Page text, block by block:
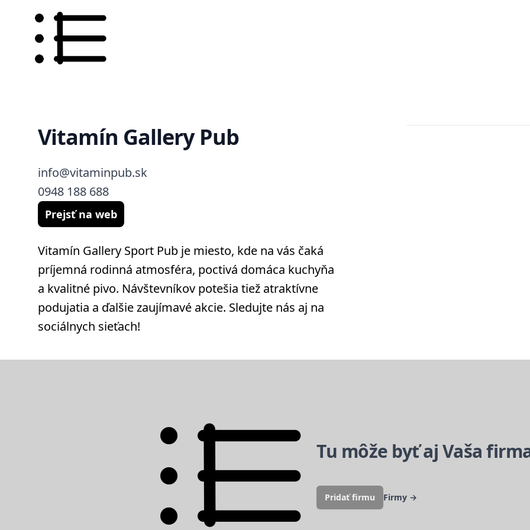
Vitamín Gallery Pub
info@vitaminpub.sk
0948 188 688
Prejsť na web
Vitamín Gallery Sport Pub je miesto, kde na vás čaká
príjemná rodinná atmosféra, poctivá domáca kuchyňa
a kvalitné pivo. Návštevníkov potešia tiež atraktívne
podujatia a ďalšie zaujímavé akcie. Sledujte nás aj na
sociálnych sieťach!
Tu môže byť aj Vaša
Pridať firmu Firmy →